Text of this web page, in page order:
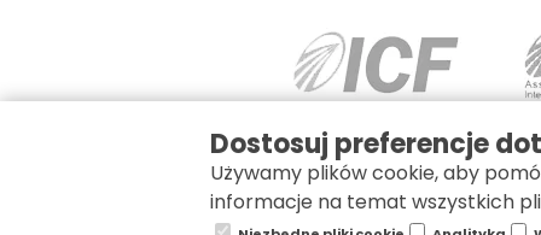
Dostosuj preferencje
Używamy plików cookie, aby
informacje na temat wszystkich